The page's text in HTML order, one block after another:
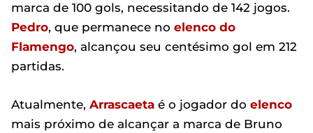
marca de 100 gols, necessitando de 142 jogos.
Pedro, que permanece no elenco do
Flamengo, alcançou seu centésimo gol em 212
partidas.
Atualmente, Arrascaeta é o jogador do elenco
mais próximo de alcançar a marca de Bruno